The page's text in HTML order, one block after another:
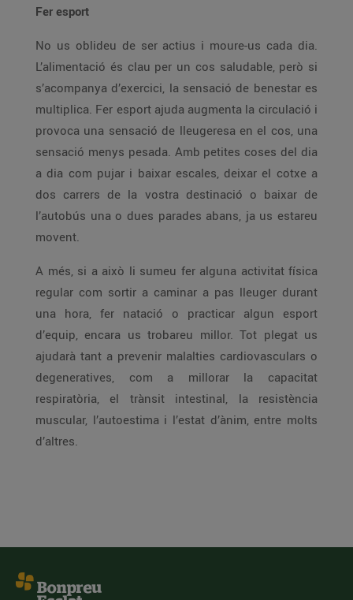
Fer esport
No us oblideu de ser actius i moure-us cada dia.
L’alimentació és clau per un cos saludable, però si
s’acompanya d’exercici, la sensació de benestar es
multiplica. Fer esport ajuda augmenta la circulació i
provoca una sensació de lleugeresa en el cos, una
sensació menys pesada. Amb petites coses del dia
a dia com pujar i baixar escales, deixar el cotxe a
dos carrers de la vostra destinació o baixar de
l’autobús una o dues parades abans, ja us estareu
movent.
A més, si a això li sumeu fer alguna activitat física
regular com sortir a caminar a pas lleuger durant
una hora, fer natació o practicar algun esport
d’equip, encara us trobareu millor. Tot plegat us
ajudarà tant a prevenir malalties cardiovasculars o
degeneratives, com a millorar la capacitat
respiratòria, el trànsit intestinal, la resistència
muscular, l’autoestima i l’estat d’ànim, entre molts
d’altres.